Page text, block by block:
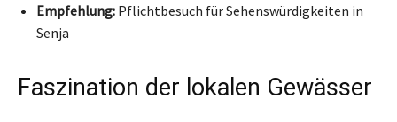
Empfehlung: Pflichtbesuch für Sehenswürdigkeiten in
Senja
Faszination der lokalen Gewässer